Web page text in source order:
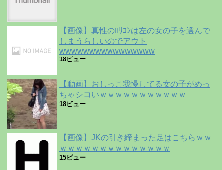
【画像】真性のﾛﾘｺﾝは左の女の子を選んで
しまうらしいのでアウト
wwwwwwwwwwwwwwww
18ビュー
【動画】おしっこ我慢してる女の子がめっ
ちゃシコいｗｗｗｗｗｗｗｗｗｗｗ
18ビュー
【画像】JKの引き締まった足はこちらｗｗ
ｗｗｗｗｗｗｗｗｗｗｗｗｗｗ
15ビュー